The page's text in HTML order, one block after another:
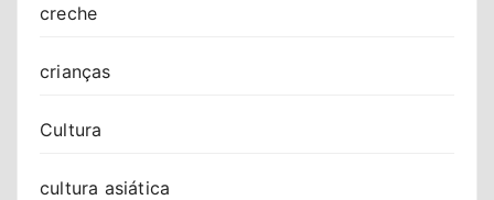
creche
crianças
Cultura
cultura asiática